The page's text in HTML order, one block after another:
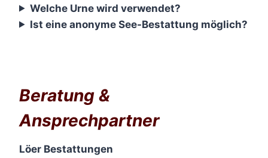
Welche Urne wird verwendet?
Ist eine anonyme See-Bestattung möglich?
Beratung &
Ansprechpartner
Löer Bestattungen